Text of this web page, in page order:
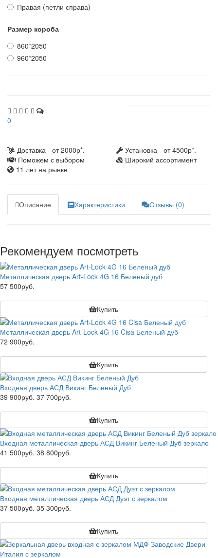
Правая (петли справа)
Размер короба
860*2050
960*2050
0
Доставка - от 2000р*.
Установка - от 4500р*.
Поможем с выбором
Широкий ассортимент
11 лет на рынке
Описание Характеристики Отзывы (0)
Рекомендуем посмотреть
Металлическая дверь Art-Lock 4G 16 Беленый дуб
57 500руб.
Купить
Металлическая дверь Art-Lock 4G 16 Cisa Беленый дуб
72 900руб.
Купить
Входная дверь АСД Викинг Беленый Дуб
39 900руб. 37 700руб.
Купить
Входная металлическая дверь АСД Викинг Беленый Дуб зеркало
41 500руб. 38 800руб.
Купить
Входная металлическая дверь АСД Дуэт с зеркалом
37 500руб. 35 300руб.
Купить